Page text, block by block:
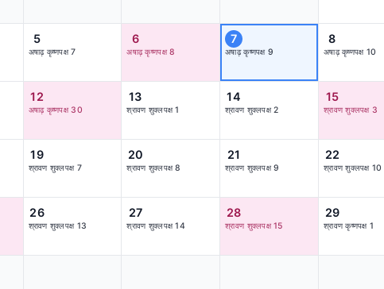
5
अषाढ़ कृष्णपक्ष 7
6
अषाढ़ कृष्णपक्ष 8
7
अषाढ़ कृष्णपक्ष 9
8
अषाढ़ कृष्णपक्ष 10
12
अषाढ़ कृष्णपक्ष 30
13
श्रावण शुक्लपक्ष 1
14
श्रावण शुक्लपक्ष 2
15
श्रावण शुक्लपक्ष 3
19
श्रावण शुक्लपक्ष 7
20
श्रावण शुक्लपक्ष 8
21
श्रावण शुक्लपक्ष 9
22
श्रावण शुक्लपक्ष 10
26
श्रावण शुक्लपक्ष 13
27
श्रावण शुक्लपक्ष 14
28
श्रावण शुक्लपक्ष 15
29
श्रावण कृष्णपक्ष 1